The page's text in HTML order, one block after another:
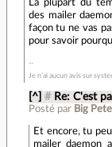
La plupart du
des mailer
façon tu ne vas
pour savoir
Je n’ai aucun avis sur
[^] # Re: C'est
Posté par Big Pete
Et encore, tu
mailer daemon